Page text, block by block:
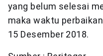
yang belum selesai
maka waktu
15 Desember 2018.